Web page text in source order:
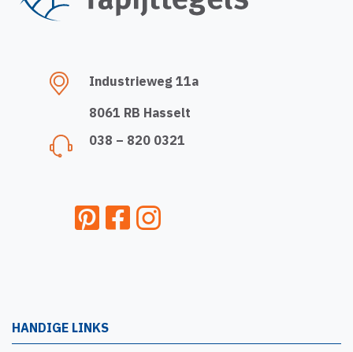
Industrieweg 11a
8061 RB Hasselt
038 – 820 0321
HANDIGE LINKS